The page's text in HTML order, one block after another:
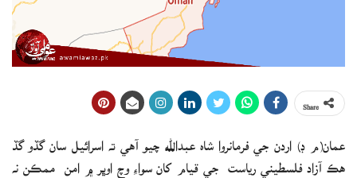
عمان(م ڊ) اردن جي فرمانروا شاه عبدالله چيو آهي ته اسرائيل سان گڏو گڏ
هڪ آزاد فلسطيني رياست جي قيام کان سواءِ وچ اوڀر ۾ امن ممڪن نه